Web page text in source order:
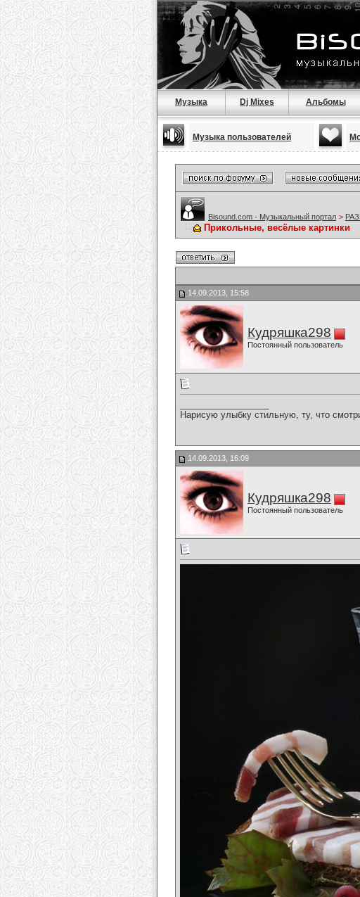
Музыка Dj Mixes Альбомы
Музыка пользователей
Bisound.com - Музыкальный портал >
Прикольные, весёлые картинки
14.09.2013, 15:58
Кудряшка298
Постоянный пользователь
Нарисую улыбку стильную, ту, что
14.09.2013, 16:09
Кудряшка298
Постоянный пользователь